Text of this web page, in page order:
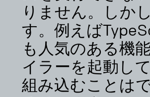
りません。しか
す。例えば
も人気のある機
イラーを起動し
組み込むことは